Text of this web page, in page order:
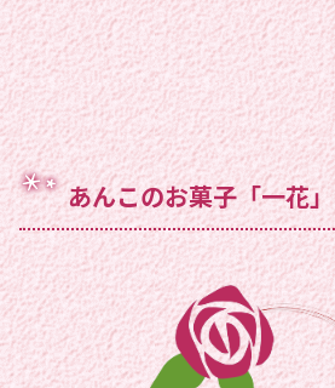
あんこのお菓子「一花」